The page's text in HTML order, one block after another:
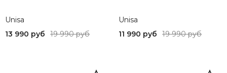
Unisa
13 990 руб
19 990 руб
Unisa
11 990 руб
19 990 руб